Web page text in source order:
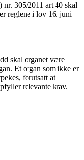
305/2011 art 40 skal
reglene i lov 16. juni
skal organet være
Et organ som ikke er
forutsatt at
relevante krav.